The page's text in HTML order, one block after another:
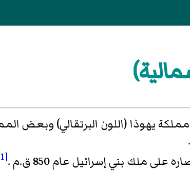
يهوذا (اللون البرتقالي) وبعض
ملك بني إسرائيل عام 850 ق.م . [1]